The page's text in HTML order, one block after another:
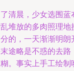
清晨，少女选围
堆放的多肉照理
的，一天渐渐明朗
途略是不惑的去
。事实上手工绘